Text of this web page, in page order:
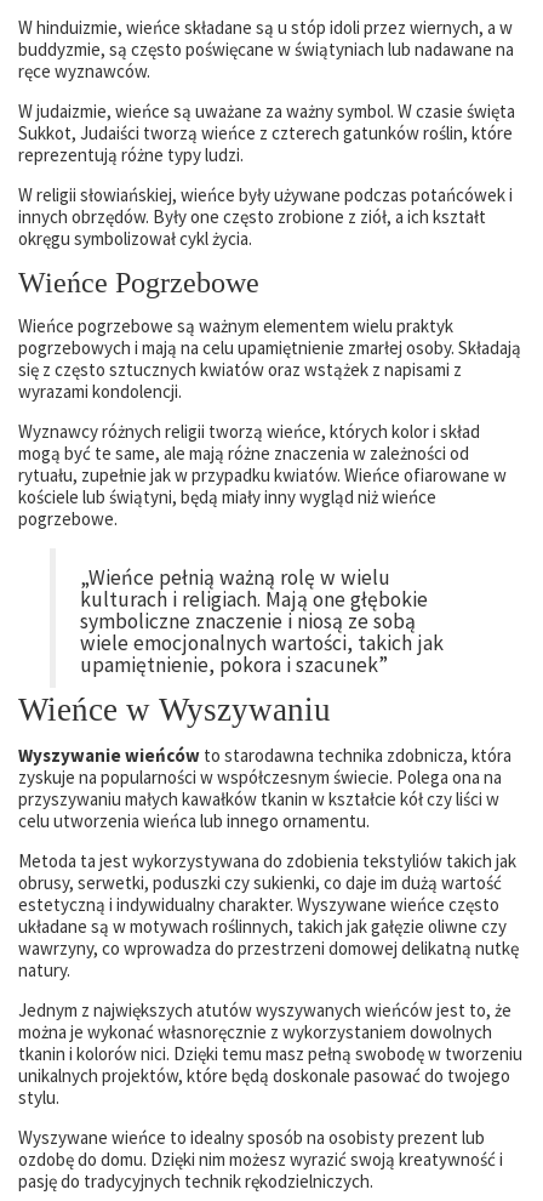
W hinduizmie, wieńce składane są u stóp idoli przez wiernych, a w
buddyzmie, są często poświęcane w świątyniach lub nadawane na
ręce wyznawców.
W judaizmie, wieńce są uważane za ważny symbol. W czasie święta
Sukkot, Judaiści tworzą wieńce z czterech gatunków roślin, które
reprezentują różne typy ludzi.
W religii słowiańskiej, wieńce były używane podczas potańcówek i
innych obrzędów. Były one często zrobione z ziół, a ich kształt
okręgu symbolizował cykl życia.
Wieńce Pogrzebowe
Wieńce pogrzebowe są ważnym elementem wielu praktyk
pogrzebowych i mają na celu upamiętnienie zmarłej osoby. Składają
się z często sztucznych kwiatów oraz wstążek z napisami z
wyrazami kondolencji.
Wyznawcy różnych religii tworzą wieńce, których kolor i skład
mogą być te same, ale mają różne znaczenia w zależności od
rytuału, zupełnie jak w przypadku kwiatów. Wieńce ofiarowane w
kościele lub świątyni, będą miały inny wygląd niż wieńce
pogrzebowe.
„Wieńce pełnią ważną rolę w wielu
kulturach i religiach. Mają one głębokie
symboliczne znaczenie i niosą ze sobą
wiele emocjonalnych wartości, takich jak
upamiętnienie, pokora i szacunek”
Wieńce w Wyszywaniu
Wyszywanie wieńców to starodawna technika zdobnicza, która
zyskuje na popularności w współczesnym świecie. Polega ona na
przyszywaniu małych kawałków tkanin w kształcie kół czy liści w
celu utworzenia wieńca lub innego ornamentu.
Metoda ta jest wykorzystywana do zdobienia tekstyliów takich jak
obrusy, serwetki, poduszki czy sukienki, co daje im dużą wartość
estetyczną i indywidualny charakter. Wyszywane wieńce często
układane są w motywach roślinnych, takich jak gałęzie oliwne czy
wawrzyny, co wprowadza do przestrzeni domowej delikatną nutkę
natury.
Jednym z największych atutów wyszywanych wieńców jest to, że
można je wykonać własnoręcznie z wykorzystaniem dowolnych
tkanin i kolorów nici. Dzięki temu masz pełną swobodę w tworzeniu
unikalnych projektów, które będą doskonale pasować do twojego
stylu.
Wyszywane wieńce to idealny sposób na osobisty prezent lub
ozdobę do domu. Dzięki nim możesz wyrazić swoją kreatywność i
pasję do tradycyjnych technik rękodzielniczych.